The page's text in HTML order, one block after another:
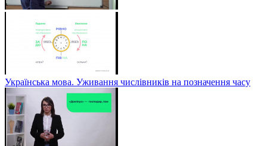
Українська мова. Уживання числівників на позначення часу